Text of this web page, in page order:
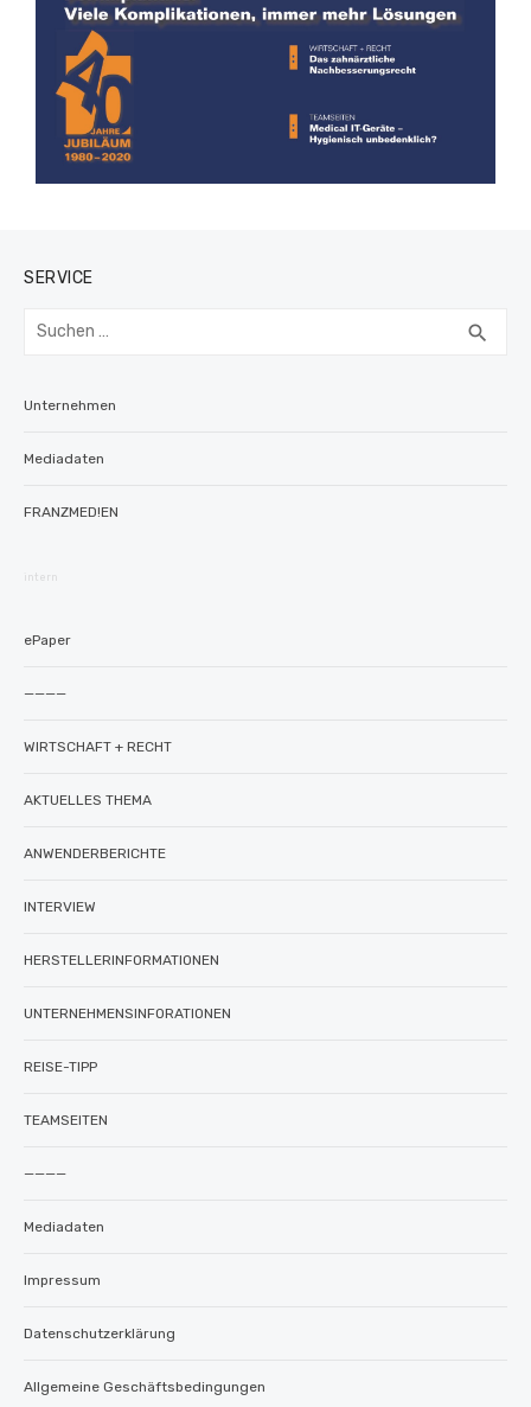
SERVICE
Suchen
search
Unternehmen
Mediadaten
FRANZMED!EN
intern
ePaper
————
WIRTSCHAFT + RECHT
AKTUELLES THEMA
ANWENDERBERICHTE
INTERVIEW
HERSTELLERINFORMATIONEN
UNTERNEHMENSINFORATIONEN
REISE-TIPP
TEAMSEITEN
————
Mediadaten
Impressum
Datenschutzerklärung
Allgemeine Geschäftsbedingungen